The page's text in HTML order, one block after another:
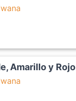
Amarillo y Rojo